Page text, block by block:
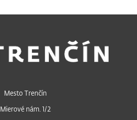
Mesto Trenčín
Mierové nám. 1/2